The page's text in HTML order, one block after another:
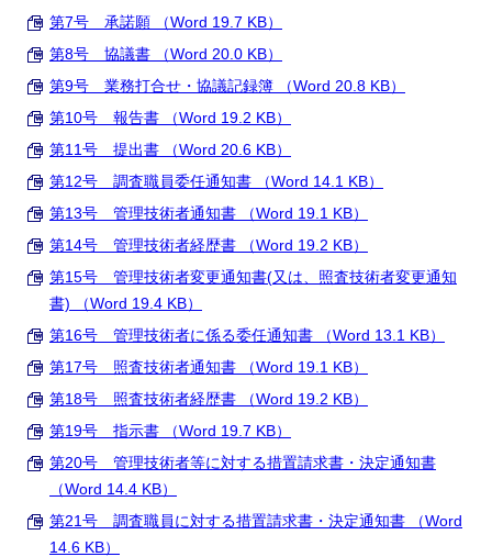
第7号 承諾願 （Word 19.7 KB）
第8号 協議書 （Word 20.0 KB）
第9号 業務打合せ・協議記録簿 （Word 20.8 KB）
第10号 報告書 （Word 19.2 KB）
第11号 提出書 （Word 20.6 KB）
第12号 調査職員委任通知書 （Word 14.1 KB）
第13号 管理技術者通知書 （Word 19.1 KB）
第14号 管理技術者経歴書 （Word 19.2 KB）
第15号 管理技術者変更通知書(又は、照査技術者変更通知
書) （Word 19.4 KB）
第16号 管理技術者に係る委任通知書 （Word 13.1 KB）
第17号 照査技術者通知書 （Word 19.1 KB）
第18号 照査技術者経歴書 （Word 19.2 KB）
第19号 指示書 （Word 19.7 KB）
第20号 管理技術者等に対する措置請求書・決定通知書
（Word 14.4 KB）
第21号 調査職員に対する措置請求書・決定通知書 （Word
14.6 KB）